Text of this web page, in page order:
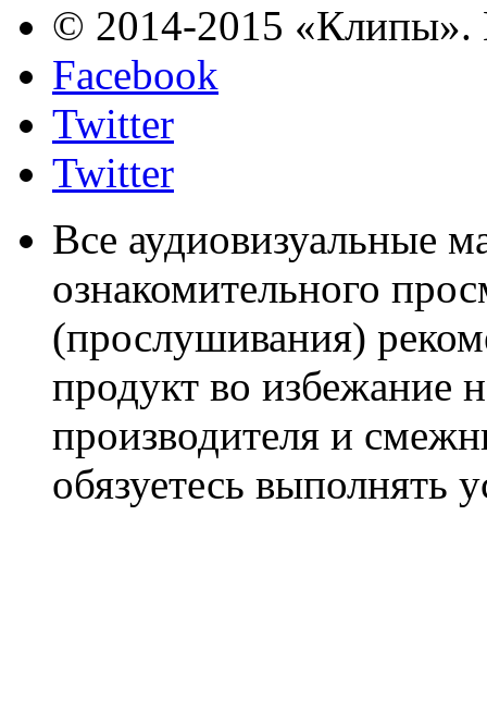
© 2014-2015 «Клипы».
Facebook
Twitter
Twitter
Все аудиовизуальные
ознакомительного
(прослушивания)
продукт во избежание
производителя и
обязуетесь выполнять